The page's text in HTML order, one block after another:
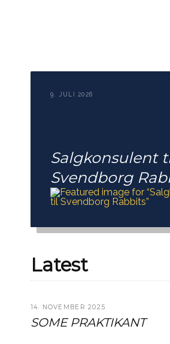
9. JULI 2026
Salgkonsulent
Svendborg
Latest
14. NOVEMBER 2025
SOME PRAKTIKANT